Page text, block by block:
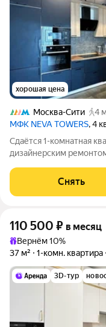
хорошая цена
Москва-Сити
4
МФК NEVA TOWERS, 4
Сдаётся 1-комнатная
дизайнерским
Стиральная машина Сушильная машина Холодильник
Снять
110 500 ₽ в месяц
Вернём 10%
37 м²
1-комн. квартира
3D-тур